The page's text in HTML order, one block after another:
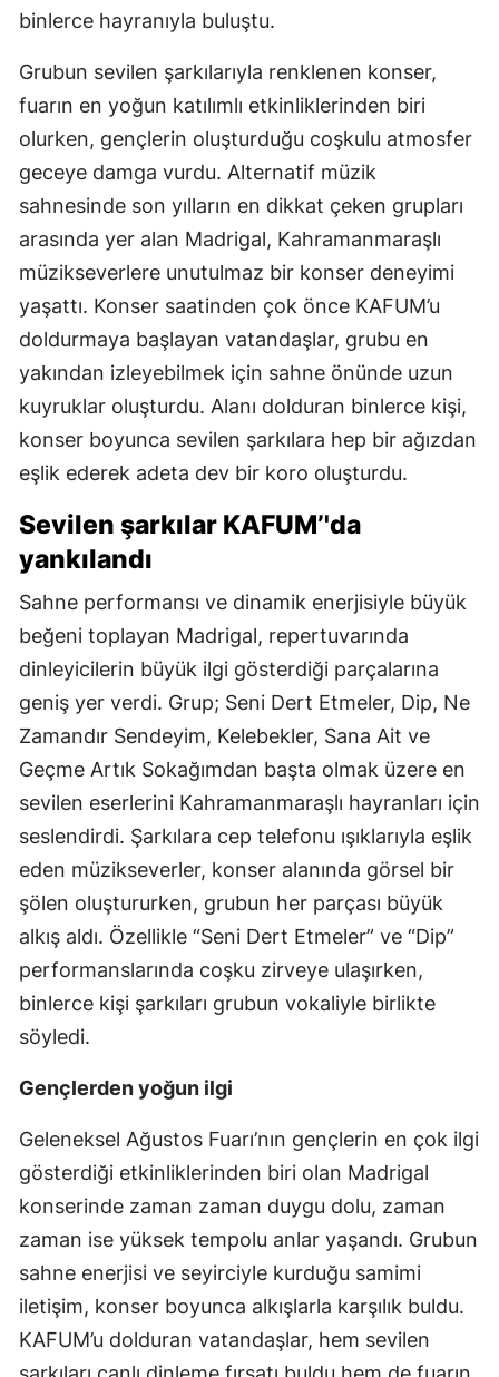
binlerce hayranıyla buluştu.
Grubun sevilen şarkılarıyla renklenen konser,
fuarın en yoğun katılımlı etkinliklerinden biri
olurken, gençlerin oluşturduğu coşkulu atmosfer
geceye damga vurdu. Alternatif müzik
sahnesinde son yılların en dikkat çeken grupları
arasında yer alan Madrigal, Kahramanmaraşlı
müzikseverlere unutulmaz bir konser deneyimi
yaşattı. Konser saatinden çok önce KAFUM’u
doldurmaya başlayan vatandaşlar, grubu en
yakından izleyebilmek için sahne önünde uzun
kuyruklar oluşturdu. Alanı dolduran binlerce kişi,
konser boyunca sevilen şarkılara hep bir ağızdan
eşlik ederek adeta dev bir koro oluşturdu.
Sevilen şarkılar KAFUM’'da
yankılandı
Sahne performansı ve dinamik enerjisiyle büyük
beğeni toplayan Madrigal, repertuvarında
dinleyicilerin büyük ilgi gösterdiği parçalarına
geniş yer verdi. Grup; Seni Dert Etmeler, Dip, Ne
Zamandır Sendeyim, Kelebekler, Sana Ait ve
Geçme Artık Sokağımdan başta olmak üzere en
sevilen eserlerini Kahramanmaraşlı hayranları için
seslendirdi. Şarkılara cep telefonu ışıklarıyla eşlik
eden müzikseverler, konser alanında görsel bir
şölen oluştururken, grubun her parçası büyük
alkış aldı. Özellikle “Seni Dert Etmeler” ve “Dip”
performanslarında coşku zirveye ulaşırken,
binlerce kişi şarkıları grubun vokaliyle birlikte
söyledi.
Gençlerden yoğun ilgi
Geleneksel Ağustos Fuarı’nın gençlerin en çok ilgi
gösterdiği etkinliklerinden biri olan Madrigal
konserinde zaman zaman duygu dolu, zaman
zaman ise yüksek tempolu anlar yaşandı. Grubun
sahne enerjisi ve seyirciyle kurduğu samimi
iletişim, konser boyunca alkışlarla karşılık buldu.
KAFUM’u dolduran vatandaşlar, hem sevilen